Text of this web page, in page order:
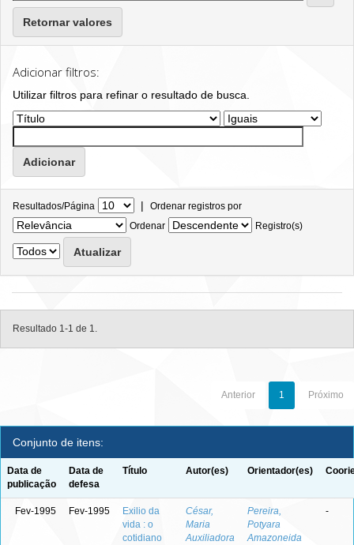
Retornar valores
Adicionar filtros:
Utilizar filtros para refinar o resultado de busca.
Resultados/Página | Ordenar registros por
Ordenar
Registro(s)
Resultado 1-1 de 1.
Anterior 1 Próximo
Conjunto de itens:
Data de
publicação
Data de
defesa
Título Autor(es) Orientador(es)
Fev-1995 Fev-1995
Exilio da
vida : o
cotidiano
César,
Maria
Auxiliadora
Pereira,
Potyara
Amazoneida
-